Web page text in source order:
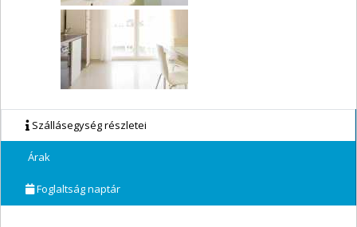
Szállásegység részletei
Árak
Foglaltság naptár